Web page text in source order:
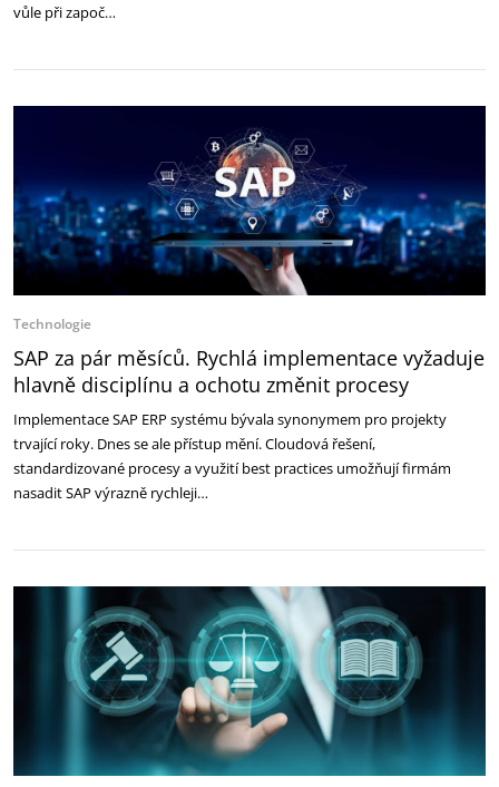
vůle při započ…
Technologie
SAP za pár měsíců. Rychlá implementace vyžaduje
hlavně disciplínu a ochotu změnit procesy
Implementace SAP ERP systému bývala synonymem pro projekty
trvající roky. Dnes se ale přístup mění. Cloudová řešení,
standardizované procesy a využití best practices umožňují firmám
nasadit SAP výrazně rychleji…